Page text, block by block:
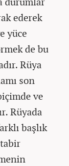
ederek
yüce
de bu
Rüya
son
ve
Rüyada
başlık